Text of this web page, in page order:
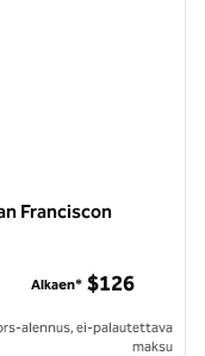
Franciscon
Alkaen* $126
alennus, ei-palautettava
maksu